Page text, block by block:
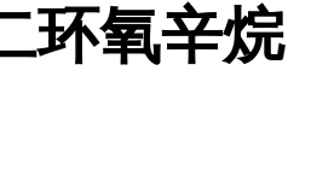
环氧辛烷